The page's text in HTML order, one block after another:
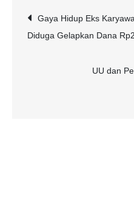
Mim
di
Post
Gaya Hidup Eks
Diduga Gelapkan Dana
UU dan